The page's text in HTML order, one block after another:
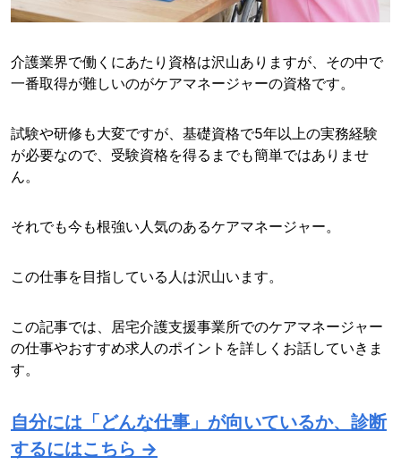
介護業界で働くにあたり資格は沢山ありますが、その中で
一番取得が難しいのがケアマネージャーの資格です。
試験や研修も大変ですが、基礎資格で5年以上の実務経験
が必要なので、受験資格を得るまでも簡単ではありませ
ん。
それでも今も根強い人気のあるケアマネージャー。
この仕事を目指している人は沢山います。
この記事では、居宅介護支援事業所でのケアマネージャー
の仕事やおすすめ求人のポイントを詳しくお話していきま
す。
自分には「どんな仕事」が向いているか、診断
するにはこちら →